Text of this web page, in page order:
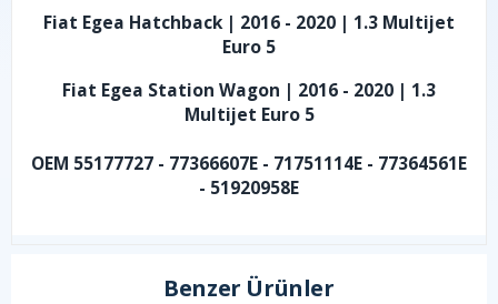
Fiat Egea Hatchback | 2016 - 2020 | 1.3 Multijet
Euro 5
Fiat Egea Station Wagon | 2016 - 2020 | 1.3
Multijet Euro 5
OEM 55177727 - 77366607E - 71751114E - 77364561E
- 51920958E
Benzer Ürünler